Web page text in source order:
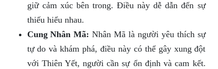
giữ cảm xúc bên trong. Điều này dễ dẫn đến sự
thiếu hiểu nhau.
Cung Nhân Mã: Nhân Mã là người yêu thích sự
tự do và khám phá, điều này có thể gây xung đột
với Thiên Yết, người cần sự ổn định và cam kết.